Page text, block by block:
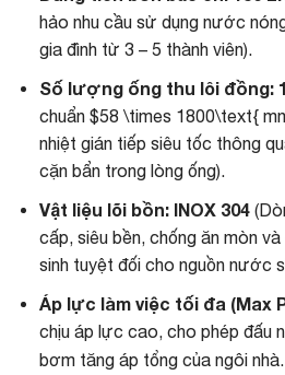
hảo nhu cầu sử dụng nước
gia đình từ 3 – 5 thành viên).
Số lượng ống thu lôi đồng:
chuẩn $58 \times 1800\text{
nhiệt gián tiếp siêu tốc thông
cặn bẩn trong lòng ống).
Vật liệu lõi bồn: INOX 304
cấp, siêu bền, chống ăn mòn
sinh tuyệt đối cho nguồn nước
Áp lực làm việc tối đa (Max
chịu áp lực cao, cho phép đấu
bơm tăng áp tổng của ngôi